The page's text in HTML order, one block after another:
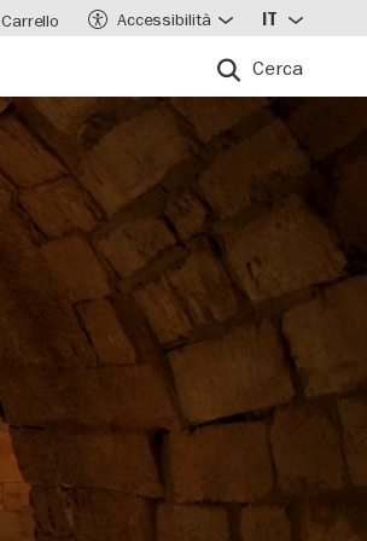
Cerca
Carrello Accessibilità IT